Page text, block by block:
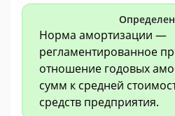
Норма амортизации —
регламентированное
отношение годовых
сумм к средней
средств предприятия.